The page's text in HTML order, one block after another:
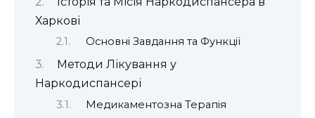
Харкові
Основні Завдання та Функції
Методи Лікування у
Наркодиспансері
Медикаментозна Терапія